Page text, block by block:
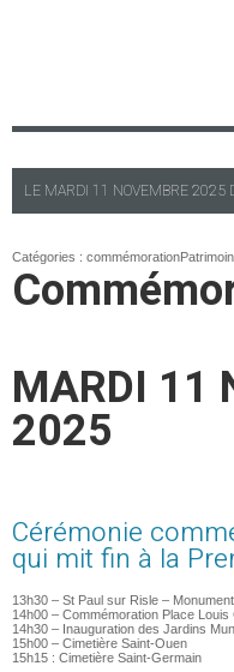
LE MARDI 11 NOVEMBRE 2025
Catégories : commémoration
MARDI 11
2025
Cérémonie
qui mit fin à la
13h30 – St Paul sur Risle –
14h00 – Commémoration Place Louis
14h30 – Inauguration des Jardins
15h00 – Cimetière Saint-Ouen
15h15 : Cimetière Saint-Germain